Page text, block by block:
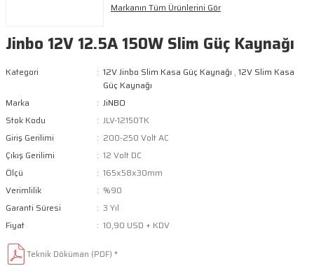
Markanın Tüm Ürünlerini Gör
Jinbo 12V 12.5A 150W Slim Güç Kaynağı
Kategori 12V Jinbo Slim Kasa Güç Kaynağı , 12V Slim Kasa
Güç Kaynağı
Marka
JiNBO
Stok Kodu
JLV-12150TK
Giriş Gerilimi
200-250 Volt AC
Çıkış Gerilimi
12 Volt DC
Ölçü
165x58x30mm
Verimlilik
%90
Garanti Süresi
3 Yıl
Fiyat
10,90 USD + KDV
Teknik Döküman (PDF) *